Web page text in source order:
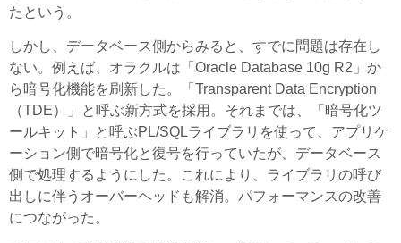
たという。
しかし、データベース側からみると、すでに問題は存在し
ない。例えば、オラクルは「Oracle Database 10g R2」か
ら暗号化機能を刷新した。「Transparent Data Encryption
（TDE）」と呼ぶ新方式を採用。それまでは、「暗号化ツ
ールキット」と呼ぶPL/SQLライブラリを使って、アプリケ
ーション側で暗号化と復号を行っていたが、データベース
側で処理するようにした。これにより、ライブラリの呼び
出しに伴うオーバーヘッドも解消。パフォーマンスの改善
につながった。